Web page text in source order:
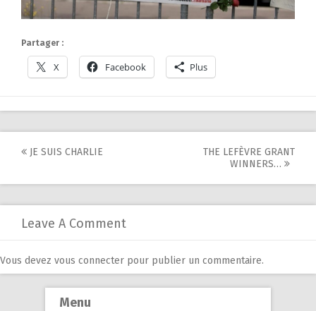
Partager :
X Facebook Plus
Post
JE SUIS CHARLIE
THE LEFÈVRE GRANT
WINNERS…
Leave A Comment
Vous devez vous connecter pour publier un commentaire.
Menu